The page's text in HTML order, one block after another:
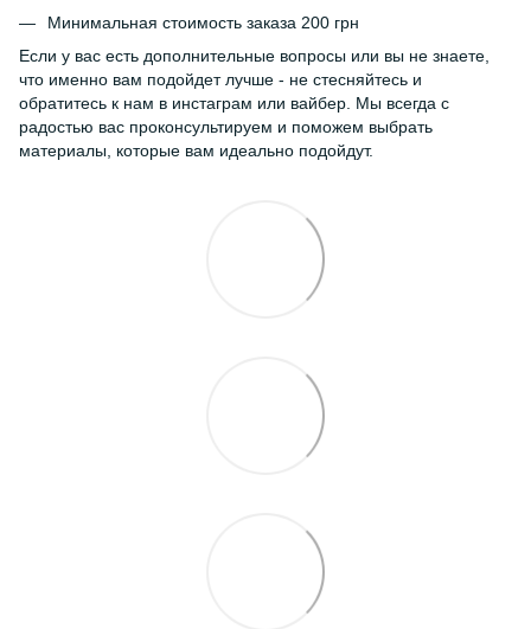
Минимальная стоимость заказа 200 грн
Если у вас есть дополнительные вопросы или вы не знаете,
что именно вам подойдет лучше - не стесняйтесь и
обратитесь к нам в инстаграм или вайбер. Мы всегда с
радостью вас проконсультируем и поможем выбрать
материалы, которые вам идеально подойдут.